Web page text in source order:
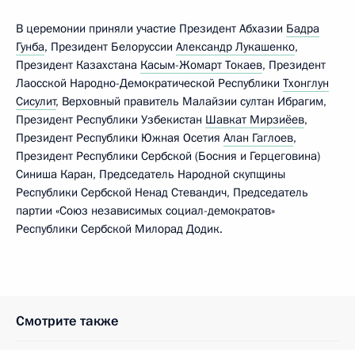
В церемонии приняли участие Президент Абхазии Бадра
Гунба, Президент Белоруссии Александр Лукашенко,
Президент Казахстана Касым-Жомарт Токаев, Президент
Лаосской Народно-Демократической Республики Тхонглун
Сисулит, Верховный правитель Малайзии султан Ибрагим,
Президент Республики Узбекистан Шавкат Мирзиёев,
Президент Республики Южная Осетия Алан Гаглоев,
Президент Республики Сербской (Босния и Герцеговина)
Синиша Каран, Председатель Народной скупщины
Республики Сербской Ненад Стевандич, Председатель
партии «Союз независимых социал-демократов»
Республики Сербской Милорад Додик.
Смотрите также